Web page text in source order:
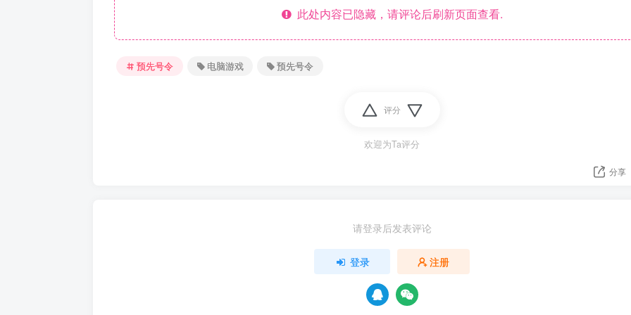
此处内容已隐藏，请评论后刷新页面查看.
预先号令 电脑游戏 预先号令
评分
欢迎为Ta评分
分享
请登录后发表评论
登录 注册